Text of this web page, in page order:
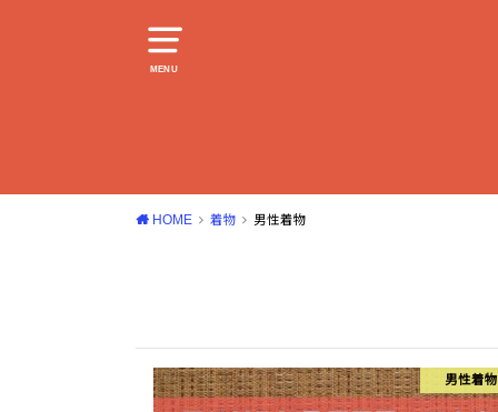
MENU
HOME 着物 男性着物
男性着物